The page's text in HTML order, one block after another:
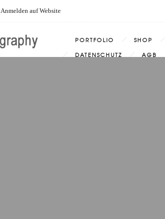
Anmelden auf Website
PORTFOLIO SHOP
DATENSCHUTZ
AGB